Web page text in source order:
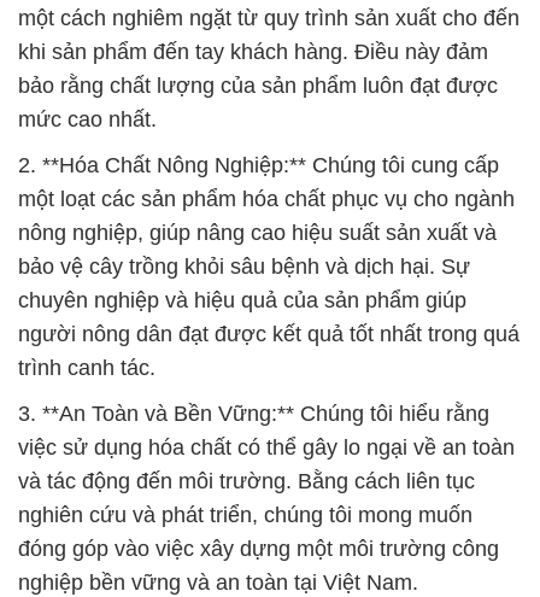
một cách nghiêm ngặt từ quy trình sản xuất cho đến
khi sản phẩm đến tay khách hàng. Điều này đảm
bảo rằng chất lượng của sản phẩm luôn đạt được
mức cao nhất.
2. **Hóa Chất Nông Nghiệp:** Chúng tôi cung cấp
một loạt các sản phẩm hóa chất phục vụ cho ngành
nông nghiệp, giúp nâng cao hiệu suất sản xuất và
bảo vệ cây trồng khỏi sâu bệnh và dịch hại. Sự
chuyên nghiệp và hiệu quả của sản phẩm giúp
người nông dân đạt được kết quả tốt nhất trong quá
trình canh tác.
3. **An Toàn và Bền Vững:** Chúng tôi hiểu rằng
việc sử dụng hóa chất có thể gây lo ngại về an toàn
và tác động đến môi trường. Bằng cách liên tục
nghiên cứu và phát triển, chúng tôi mong muốn
đóng góp vào việc xây dựng một môi trường công
nghiệp bền vững và an toàn tại Việt Nam.